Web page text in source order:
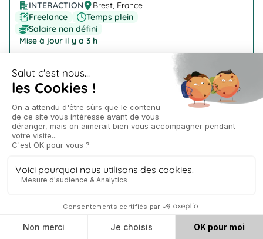
INTERACTION
Brest, France
Freelance
Temps plein
Salaire non défini
Mise à jour il y a 3 h
Company Logo
Technicien de laboratoire (H/F)
Freelance
Temps plein
Mise à jour il y a 3 h